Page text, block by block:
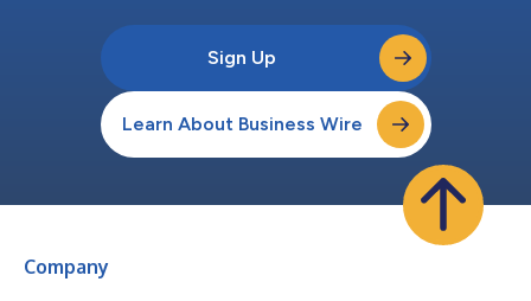
Sign Up
Learn About Business Wire
Company